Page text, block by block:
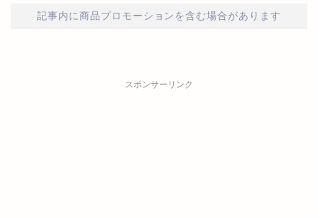
記事内に商品プロモーションを含む場合があります
スポンサーリンク